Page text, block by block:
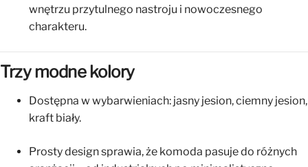
wnętrzu przytulnego nastroju i nowoczesnego
charakteru.
Trzy modne kolory
Dostępna w wybarwieniach: jasny jesion, ciemny jesion,
kraft biały.
Prosty design sprawia, że komoda pasuje do różnych